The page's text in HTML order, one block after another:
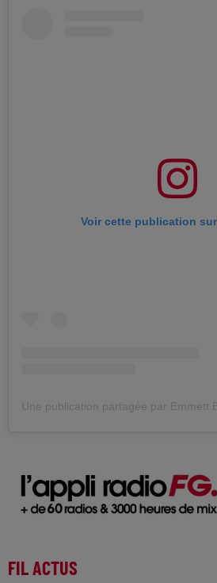
Voir cette publication
FIL ACTUS